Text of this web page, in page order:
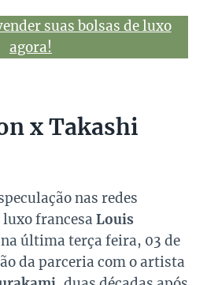
suas bolsas de luxo
agora!
x Takashi
nas redes
francesa Louis
última terça feira, 03 de
da parceria com o artista